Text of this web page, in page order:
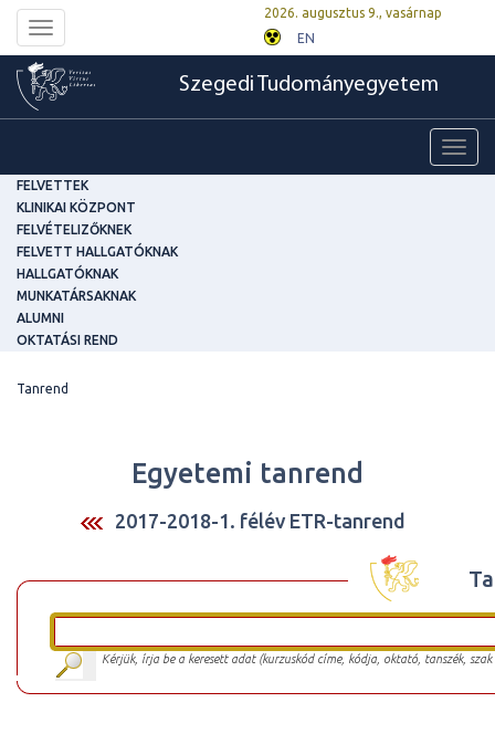
Toggle
navigation
2026. augusztus 9., vasárnap
EN
Szegedi Tudományegyetem
FELVETTEK
KLINIKAI KÖZPONT
FELVÉTELIZŐKNEK
FELVETT HALLGATÓKNAK
HALLGATÓKNAK
MUNKATÁRSAKNAK
ALUMNI
OKTATÁSI REND
Tanrend
Egyetemi tanrend
2017-2018-1. félév ETR-tanrend
Kérjük, írja be a keresett adat (kurzuskód címe, kódja, oktató, tanszék,